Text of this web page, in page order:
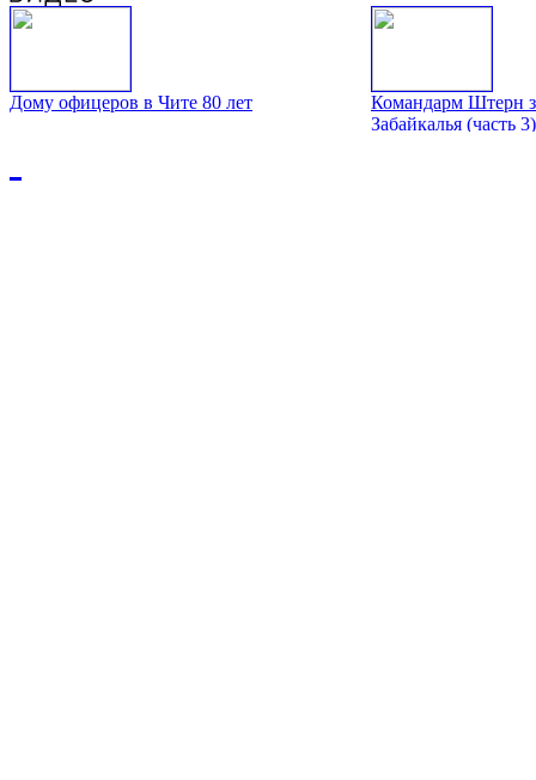
Дому офицеров в Чите 80 лет
Командарм Штерн
Забайкалья (часть 3)